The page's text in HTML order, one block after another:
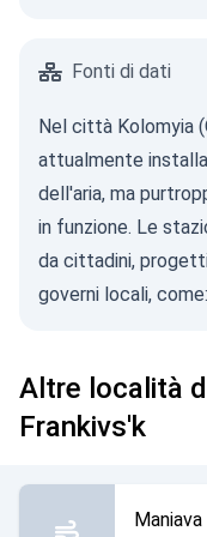
Fonti di dati
Nel città Kolomyia
attualmente
dell'aria, ma
in funzione. Le
da cittadini,
governi locali, come:
Altre località
Frankivs'k
Maniava